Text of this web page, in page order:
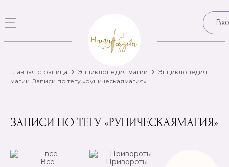
Главная страница Энциклопедия магии
Энциклопедия
магии. Записи по тегу «руническаямагия»
ЗАПИСИ ПО ТЕГУ «РУНИЧЕСКАЯМАГИЯ»
Все
Привороты